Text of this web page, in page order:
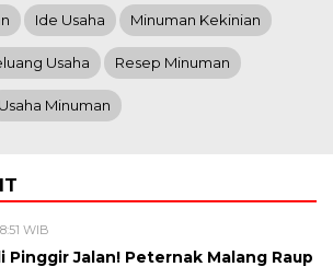
Ide Usaha Minuman Kekinian
Usaha Resep Minuman
Usaha Minuman
WIB
Pinggir Jalan! Peternak Malang Raup